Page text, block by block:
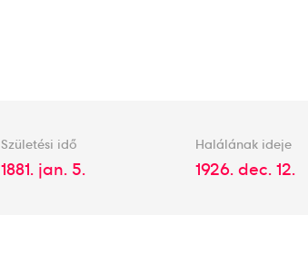
Születési idő
1881. jan. 5.
Halálának ideje
1926. dec. 12.